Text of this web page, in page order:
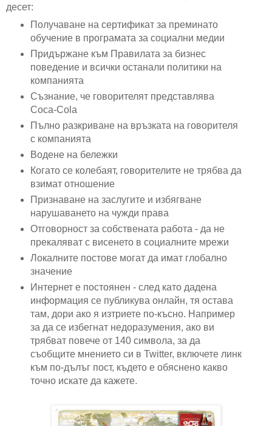
десет:
Получаване на сертификат за преминато
обучение в програмата за социални медии
Придържане към Правилата за бизнес
поведение и всички останали политики на
компанията
Съзнание, че говорителят представлява
Coca-Cola
Пълно разкриване на връзката на говорителя
с компанията
Водене на бележки
Когато се колебаят, говорителите не трябва да
взимат отношение
Признаване на заслугите и избягване
нарушаването на чужди права
Отговорност за собствената работа - да не
прекаляват с висенето в социалните мрежи
Локалните постове могат да имат глобално
значение
Интернет е постоянен - след като дадена
информация се публикува онлайн, тя остава
там, дори ако я изтриете по-късно. Например
за да се избегнат недоразумения, ако ви
трябват повече от 140 символа, за да
съобщите мнението си в Twitter, включете линк
към по-дълъг пост, където е обяснено какво
точно искате да кажете.